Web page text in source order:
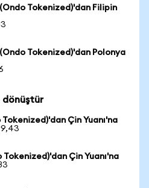
Tokenized)'dan Filipin
Tokenized)'dan Polonya
dönüştür
Çin Yuanı'na
Çin Yuanı'na